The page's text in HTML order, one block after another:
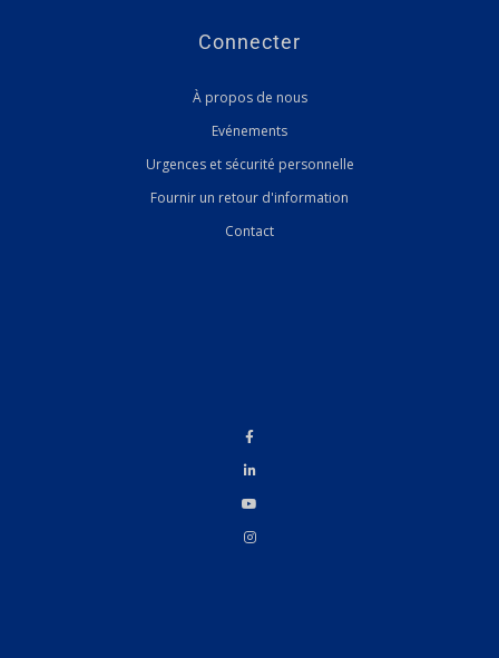
Connecter
À propos de nous
Evénements
Urgences et sécurité personnelle
Fournir un retour d'information
Contact